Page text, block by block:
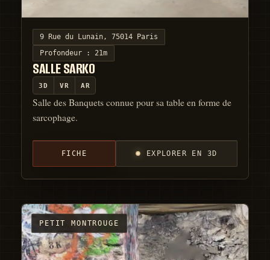
9 Rue du Lunain, 75014 Paris
Profondeur : 21m
SALLE SARKO
3D VR AR
Salle des Banquets connue pour sa table en forme de
sarcophage.
FICHE EXPLORER EN 3D
PETIT MONTROUGE